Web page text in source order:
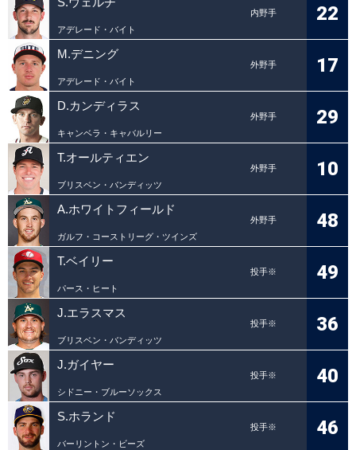
内野手
アデレード・バイト
22
M.デニング
外野手
アデレード・バイト
17
D.カンディラス
外野手
キャンベラ・キャバルリー
29
T.オールティエン
外野手
ブリスベン・バンディッツ
10
A.ホワイトフィールド
外野手
ガルフ・コーストリーグ・ツインズ
48
T.ベイリー
投手※
パース・ヒート
49
J.エラスマス
投手※
ブリスベン・バンディッツ
36
J.ガイヤー
投手※
シドニー・ブルーソックス
40
S.ホランド
投手※
バーリントン・ビーズ
46